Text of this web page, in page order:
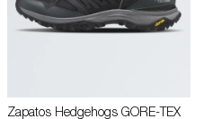
Zapatos Hedgehogs GORE-TEX